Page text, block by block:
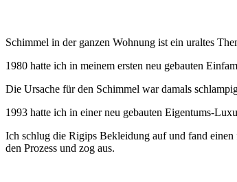
Schimmel in der ganzen Wohnung ist ein uraltes
1980 hatte ich in meinem ersten neu gebauten
Die Ursache für den Schimmel war damals
1993 hatte ich in einer neu gebauten Eigentums-
Ich schlug die Rigips Bekleidung auf und fand
den Prozess und zog aus.